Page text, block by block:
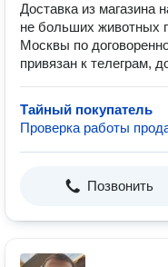
Доставка из магазина
не больших животных
Москвы по
привязан к телеграм,
Тайный покупатель
Проверка работы
Позвонить